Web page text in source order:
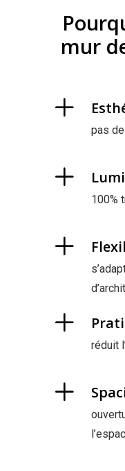
mur
pas
100%
réduit